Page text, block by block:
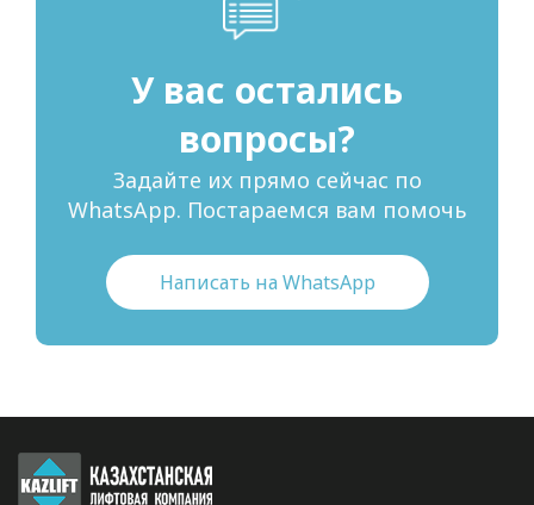
У вас остались
вопросы?
Задайте их прямо сейчас по
WhatsApp. Постараемся вам помочь
Написать на WhatsApp